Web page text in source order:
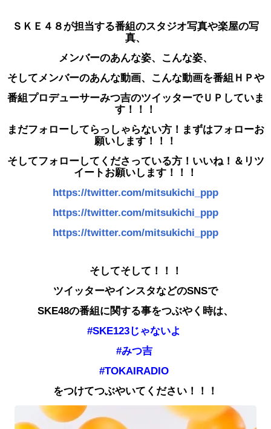
ＳＫＥ４８が担当する番組のスタジオ写真や楽屋の写
真、
メンバーのあんな姿、こんな姿、
そしてメンバーのあんな動画、こんな動画を番組ＨＰや
番組プロデューサーみつ吉のツイッターでＵＰしていま
す！！！
まだフォローしてらっしゃらない方！まずはフォローお
願いします！！！
そしてフォローしてくださっている方！いいね！＆リツ
イートお願いします！！！
https://twitter.com/mitsukichi_ppp
https://twitter.com/mitsukichi_ppp
https://twitter.com/mitsukichi_ppp
そしてそして！！！
ツイッターやインスタなどのSNSで
SKE48の番組に関する事をつぶやく時は、
#SKE123じゃないよ
#みつ吉
#TOKAIRADIO
をつけてつぶやいてください！！！